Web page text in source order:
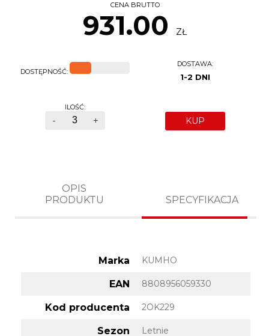
CENA BRUTTO
931.00 ZŁ
DOSTĘPNOŚĆ:
DOSTAWA:
1-2 DNI
ILOŚĆ:
- + KUP
OPIS
PRODUKTU
SPECYFIKACJA
Marka KUMHO
EAN 8808956059330
Kod producenta 2OK229
Sezon Letnie